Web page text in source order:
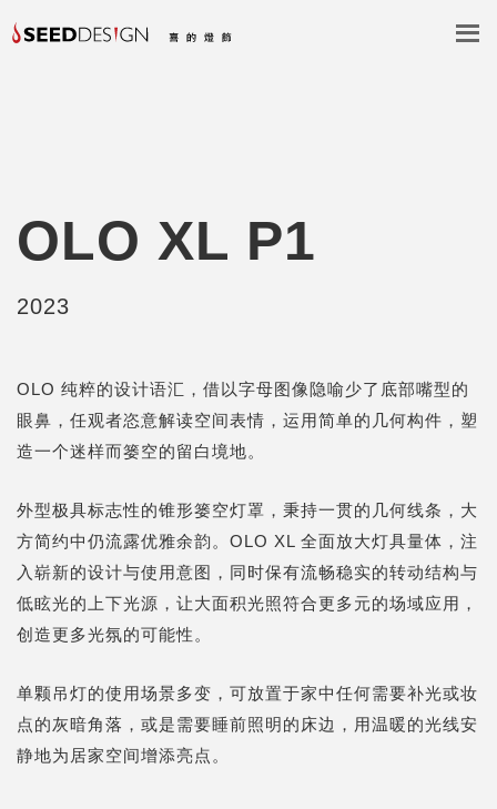
OLO XL P1
2023
OLO 纯粹的设计语汇，借以字母图像隐喻少了底部嘴型的
眼鼻，任观者恣意解读空间表情，运用简单的几何构件，塑
造一个迷样而篓空的留白境地。
外型极具标志性的锥形篓空灯罩，秉持一贯的几何线条，大
方简约中仍流露优雅余韵。OLO XL 全面放大灯具量体，注
入崭新的设计与使用意图，同时保有流畅稳实的转动结构与
低眩光的上下光源，让大面积光照符合更多元的场域应用，
创造更多光氛的可能性。
单颗吊灯的使用场景多变，可放置于家中任何需要补光或妆
点的灰暗角落，或是需要睡前照明的床边，用温暖的光线安
静地为居家空间增添亮点。